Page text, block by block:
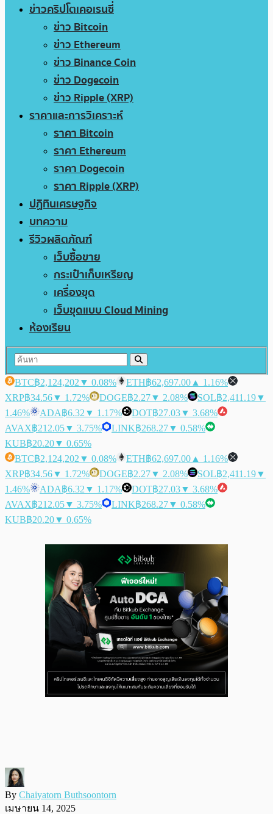
ข่าวคริปโตเคอเรนซี่
ข่าว Bitcoin
ข่าว Ethereum
ข่าว Binance Coin
ข่าว Dogecoin
ข่าว Ripple (XRP)
ราคาและการวิเคราะห์
ราคา Bitcoin
ราคา Ethereum
ราคา Dogecoin
ราคา Ripple (XRP)
ปฏิทินเศรษฐกิจ
บทความ
รีวิวผลิตภัณฑ์
เว็บซื้อขาย
กระเป๋าเก็บเหรียญ
เครื่องขุด
เว็บขุดแบบ Cloud Mining
ห้องเรียน
BTC฿2,124,202 ▼ 0.08% ETH฿62,697.00 ▲ 1.16%
XRP฿34.56▼ 1.72% DOGE฿2.27▼ 2.08% SOL฿2,411.19▼
1.46%
ADA฿6.32 ▼ 1.17% DOT฿27.03▼ 3.68%
AVAX฿212.05▼ 3.75% LINK฿268.27▼ 0.58%
KUB฿20.20▼ 0.65%
BTC฿2,124,202 ▼ 0.08% ETH฿62,697.00 ▲ 1.16%
XRP฿34.56▼ 1.72% DOGE฿2.27▼ 2.08% SOL฿2,411.19▼
1.46%
ADA฿6.32 ▼ 1.17% DOT฿27.03▼ 3.68%
AVAX฿212.05▼ 3.75% LINK฿268.27▼ 0.58%
KUB฿20.20▼ 0.65%
By Chaiyatorn Buthsoontorn
เมษายน 14, 2025